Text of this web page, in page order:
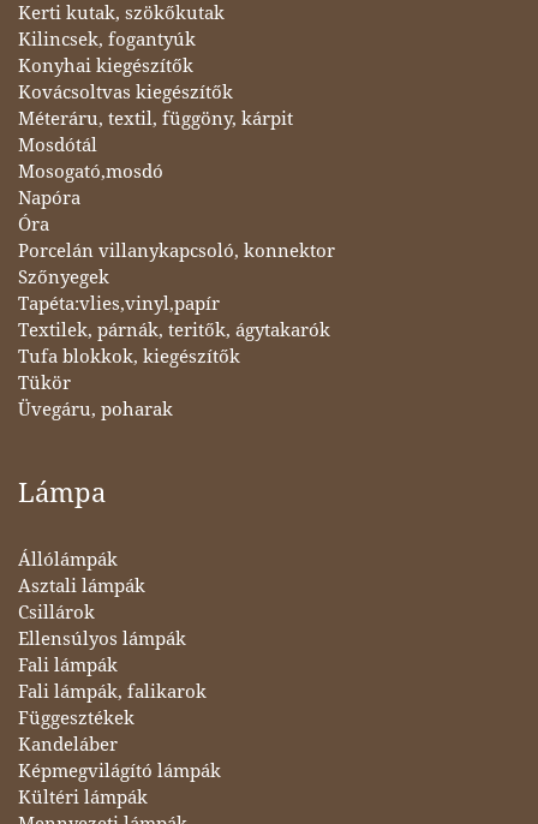
Kerti kutak, szökőkutak
Kilincsek, fogantyúk
Konyhai kiegészítők
Kovácsoltvas kiegészítők
Méteráru, textil, függöny, kárpit
Mosdótál
Mosogató,mosdó
Napóra
Óra
Porcelán villanykapcsoló, konnektor
Szőnyegek
Tapéta:vlies,vinyl,papír
Textilek, párnák, teritők, ágytakarók
Tufa blokkok, kiegészítők
Tükör
Üvegáru, poharak
Lámpa
Állólámpák
Asztali lámpák
Csillárok
Ellensúlyos lámpák
Fali lámpák
Fali lámpák, falikarok
Függesztékek
Kandeláber
Képmegvilágító lámpák
Kültéri lámpák